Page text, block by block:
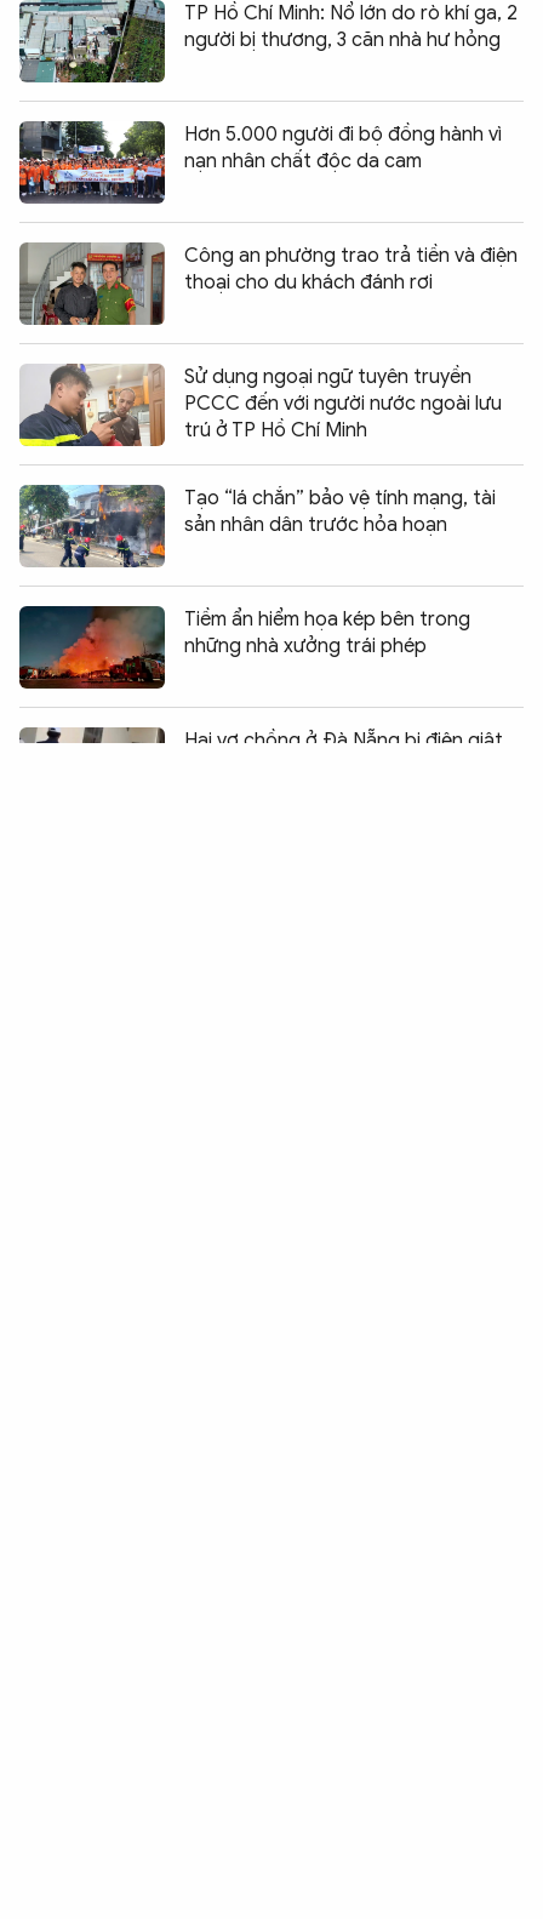
TP Hồ Chí Minh: Nổ lớn do rò khí ga, 2
người bị thương, 3 căn nhà hư hỏng
Hơn 5.000 người đi bộ đồng hành vì
nạn nhân chất độc da cam
Công an phường trao trả tiền và điện
thoại cho du khách đánh rơi
Sử dụng ngoại ngữ tuyên truyền
PCCC đến với người nước ngoài lưu
trú ở TP Hồ Chí Minh
Tạo “lá chắn” bảo vệ tính mạng, tài
sản nhân dân trước hỏa hoạn
Tiềm ẩn hiểm họa kép bên trong
những nhà xưởng trái phép
Hai vợ chồng ở Đà Nẵng bị điện giật